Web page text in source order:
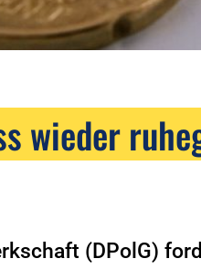
wieder
(DPolG)